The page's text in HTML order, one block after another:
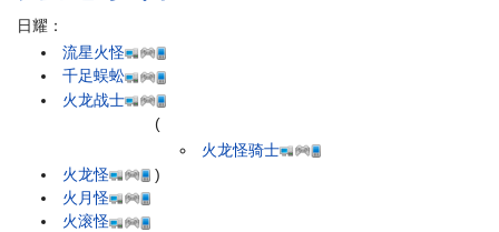
日耀：
流星火怪
千足蜈蚣
火龙战士
火龙怪
(
火龙怪骑士
)
火月怪
火滚怪